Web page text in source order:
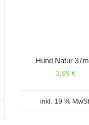
Hund Natur
3,99 €
inkl. 19 %